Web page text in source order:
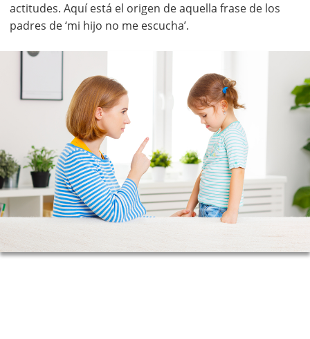
actitudes. Aquí está el origen de aquella frase de los
padres de ‘mi hijo no me escucha’.